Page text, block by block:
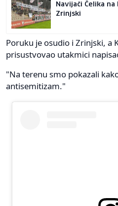
Navijači Čelika
Zrinjski
Poruku je osudio i Zrinjski, a
prisustvovao utakmici
"Na terenu smo pokazali
antisemitizam."